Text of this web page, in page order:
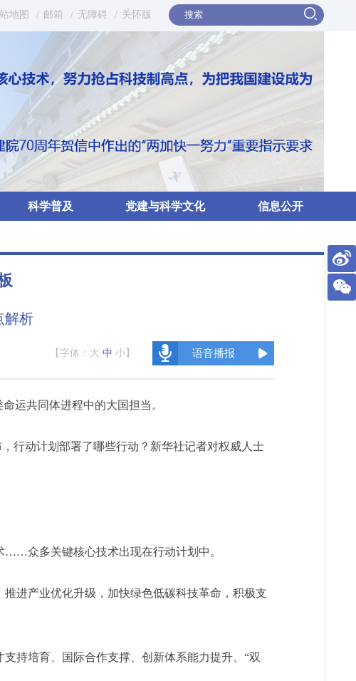
地图 / 邮箱 / 无障碍 / 关怀版
科学普及 党建与科学文化 信息公开
解析
【字体： 大 中 小 】 语音播报
运共同体进程中的大国担当。
行动计划部署了哪些行动？新华社记者对权威人士
众多关键核心技术出现在行动计划中。
进产业优化升级，加快绿色低碳科技革命，积极支
持培育、国际合作支撑、创新体系能力提升、“双